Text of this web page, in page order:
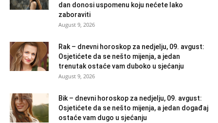
dan donosi uspomenu koju nećete lako
zaboraviti
August 9, 2026
Rak – dnevni horoskop za nedjelju, 09. avgust:
Osjetićete da se nešto mijenja, a jedan
trenutak ostaće vam duboko u sjećanju
August 9, 2026
Bik – dnevni horoskop za nedjelju, 09. avgust:
Osjetićete da se nešto mijenja, a jedan događaj
ostaće vam dugo u sjećanju